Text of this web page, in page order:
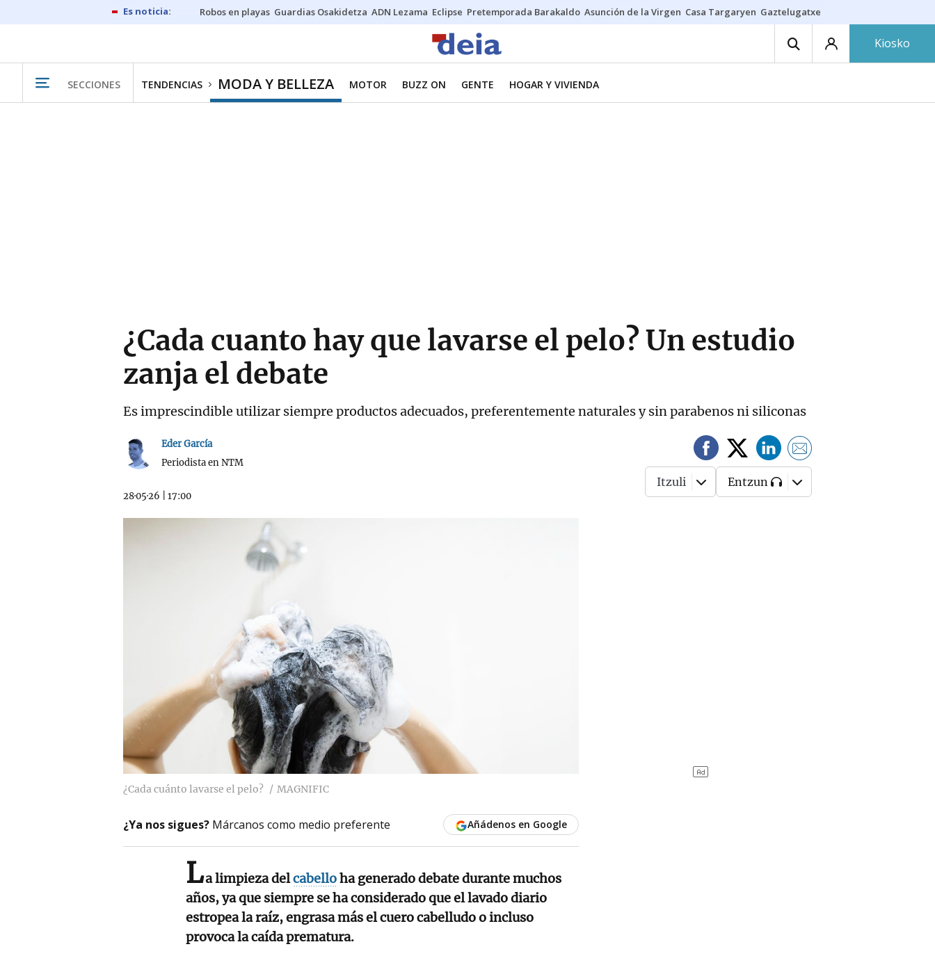
Robos en playas Guardias Osakidetza ADN Lezama Eclipse Pretemporada Barakaldo Asunción de la Virgen Casa Targaryen Gaztelugatxe
Kiosko
SECCIONES TENDENCIAS MODA Y BELLEZA MOTOR BUZZ ON GENTE HOGAR Y VIVIENDA
¿Cada cuanto hay que lavarse el pelo? Un estudio
zanja el debate
Es imprescindible utilizar siempre productos adecuados, preferentemente naturales y sin parabenos ni siliconas
Eder García
Periodista en NTM
28·05·26 17:00
Itzuli Entzun
¿Cada cuánto lavarse el pelo? MAGNIFIC
¿Ya nos sigues? Márcanos como medio preferente Añádenos en Google
La limpieza delcabelloha generado debate durante muchos
años, ya que siempre se ha considerado que el lavado diario
estropea la raíz, engrasa más el cuero cabelludo o incluso
provoca la caída prematura.